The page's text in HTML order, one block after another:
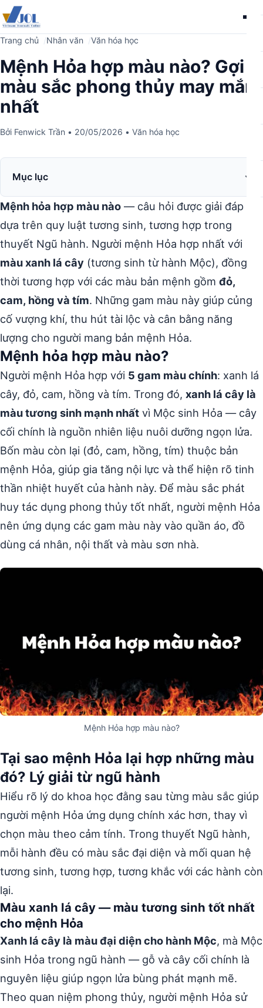
Trang chủ Nhân văn Văn hóa học
Mệnh Hỏa hợp màu nào? Gợi ý
màu sắc phong thủy may mắn
nhất
Bởi Fenwick Trần • 20/05/2026 • Văn hóa học
Mục lục
Mệnh hỏa hợp màu nào — câu hỏi được giải đáp
dựa trên quy luật tương sinh, tương hợp trong
thuyết Ngũ hành. Người mệnh Hỏa hợp nhất với
màu xanh lá cây (tương sinh từ hành Mộc), đồng
thời tương hợp với các màu bản mệnh gồm đỏ,
cam, hồng và tím. Những gam màu này giúp củng
cố vượng khí, thu hút tài lộc và cân bằng năng
lượng cho người mang bản mệnh Hỏa.
Mệnh hỏa hợp màu nào?
Người mệnh Hỏa hợp với 5 gam màu chính: xanh lá
cây, đỏ, cam, hồng và tím. Trong đó, xanh lá cây là
màu tương sinh mạnh nhất vì Mộc sinh Hỏa — cây
cối chính là nguồn nhiên liệu nuôi dưỡng ngọn lửa.
Bốn màu còn lại (đỏ, cam, hồng, tím) thuộc bản
mệnh Hỏa, giúp gia tăng nội lực và thể hiện rõ tinh
thần nhiệt huyết của hành này. Để màu sắc phát
huy tác dụng phong thủy tốt nhất, người mệnh Hỏa
nên ứng dụng các gam màu này vào quần áo, đồ
dùng cá nhân, nội thất và màu sơn nhà.
Mệnh Hỏa hợp màu nào?
Tại sao mệnh Hỏa lại hợp những màu
đó? Lý giải từ ngũ hành
Hiểu rõ lý do khoa học đằng sau từng màu sắc giúp
người mệnh Hỏa ứng dụng chính xác hơn, thay vì
chọn màu theo cảm tính. Trong thuyết Ngũ hành,
mỗi hành đều có màu sắc đại diện và mối quan hệ
tương sinh, tương hợp, tương khắc với các hành còn
lại.
Màu xanh lá cây — màu tương sinh tốt nhất
cho mệnh Hỏa
Xanh lá cây là màu đại diện cho hành Mộc, mà Mộc
sinh Hỏa trong ngũ hành — gỗ và cây cối chính là
nguyên liệu giúp ngọn lửa bùng phát mạnh mẽ.
Theo quan niệm phong thủy, người mệnh Hỏa sử